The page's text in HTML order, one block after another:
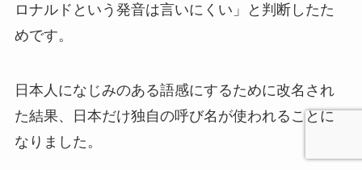
ロナルドという発音は言いにくい」と判断したた
めです。
日本人になじみのある語感にするために改名され
た結果、日本だけ独自の呼び名が使われることに
なりました。